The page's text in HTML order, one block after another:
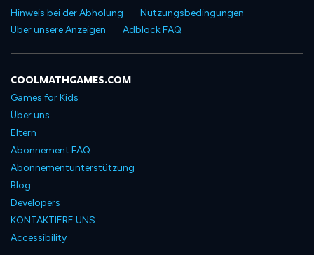
Hinweis bei der Abholung
Nutzungsbedingungen
Über unsere Anzeigen
Adblock FAQ
COOLMATHGAMES.COM
Games for Kids
Über uns
Eltern
Abonnement FAQ
Abonnementunterstützung
Blog
Developers
KONTAKTIERE UNS
Accessibility